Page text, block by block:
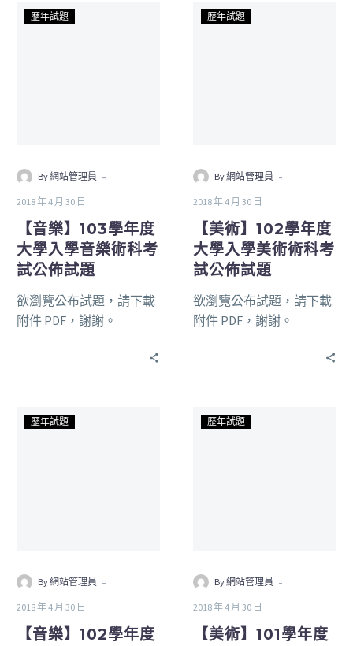
歷年試題
By 網站管理員 -
2018 年 4 月 30 日
【音樂】103學年度
大學入學音樂術科考
試公佈試題
欲瀏覽公布試題，請下載
附件 PDF，謝謝。
歷年試題
By 網站管理員 -
2018 年 4 月 30 日
【美術】102學年度
大學入學美術術科考
試公佈試題
欲瀏覽公布試題，請下載
附件 PDF，謝謝。
歷年試題
By 網站管理員 -
2018 年 4 月 30 日
【音樂】102學年度
歷年試題
By 網站管理員 -
2018 年 4 月 30 日
【美術】101學年度